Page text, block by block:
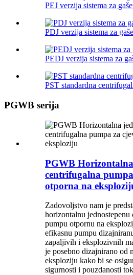
PEJ verzija sistema za
PDJ verzija sistema za
PEDJ verzija sistema za
PST standardna
PGWB serija
PGWB
centrifugalna
otporna na
Zadovoljstvo nam je
horizontalnu
pumpu otpornu na
efikasnu pumpu
zapaljivih i eksplozivnih
je posebno dizajnirano od
eksploziju kako bi se
sigurnosti i pouzdanosti